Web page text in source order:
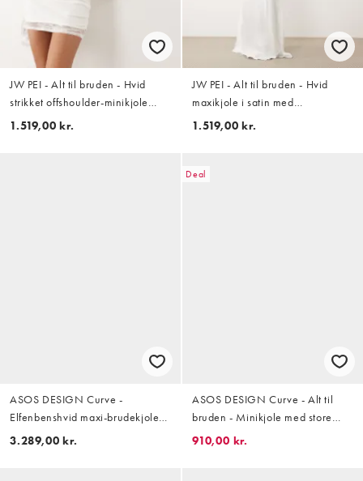
JW PEI - Alt til bruden - Hvid
strikket offshoulder-minikjole
med draperinger og
1.519,00 kr.
JW PEI - Alt til bruden - Hvid
maxikjole i satin med
vandfaldsudskæring og åben ryg
1.519,00 kr.
ASOS DESIGN Curve -
Elfenbenshvid maxi-brudekjole
med firkantet hals og
3.289,00 kr.
Deal
ASOS DESIGN Curve - Alt til
bruden - Minikjole med store
runde pailletter og firkantet hals
910,00 kr.